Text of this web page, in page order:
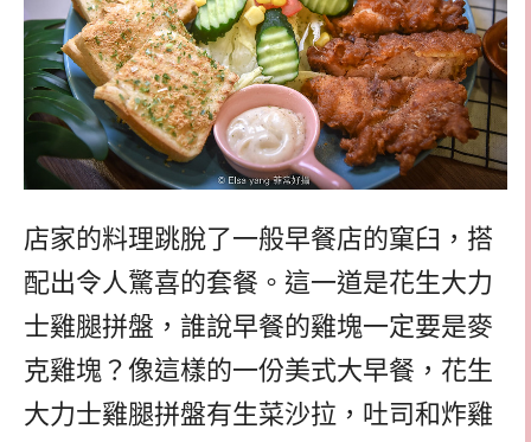
店家的料理跳脫了一般早餐店的窠臼，搭
配出令人驚喜的套餐。這一道是花生大力
士雞腿拼盤，誰說早餐的雞塊一定要是麥
克雞塊？像這樣的一份美式大早餐，花生
大力士雞腿拼盤有生菜沙拉，吐司和炸雞